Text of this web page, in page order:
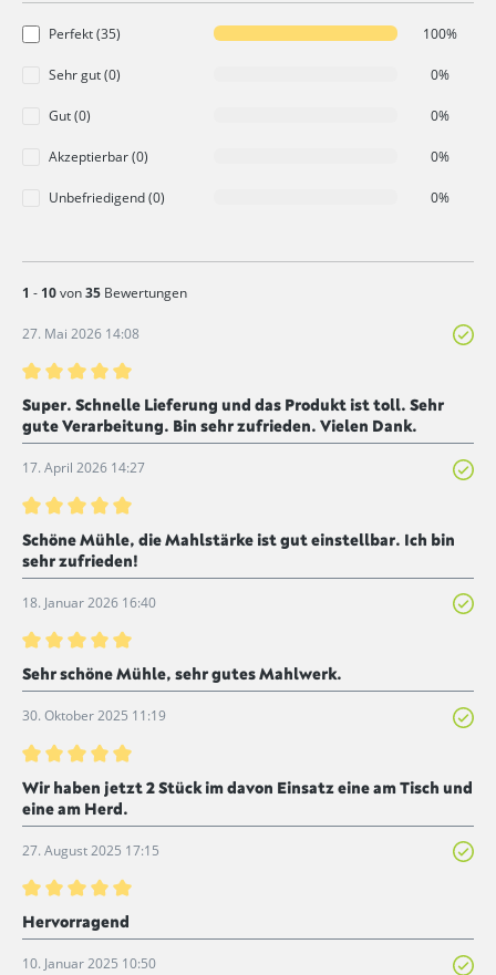
Perfekt (35) 100%
Sehr gut (0) 0%
Gut (0) 0%
Akzeptierbar (0) 0%
Unbefriedigend (0) 0%
1 - 10von35 Bewertungen
27. Mai 2026 14:08
Bewertung mit 5 von 5 Sternen
Super. Schnelle Lieferung und das Produkt ist toll. Sehr
gute Verarbeitung. Bin sehr zufrieden. Vielen Dank.
17. April 2026 14:27
Bewertung mit 5 von 5 Sternen
Schöne Mühle, die Mahlstärke ist gut einstellbar. Ich bin
sehr zufrieden!
18. Januar 2026 16:40
Bewertung mit 5 von 5 Sternen
Sehr schöne Mühle, sehr gutes Mahlwerk.
30. Oktober 2025 11:19
Bewertung mit 5 von 5 Sternen
Wir haben jetzt 2 Stück im davon Einsatz eine am Tisch und
eine am Herd.
27. August 2025 17:15
Bewertung mit 5 von 5 Sternen
Hervorragend
10. Januar 2025 10:50